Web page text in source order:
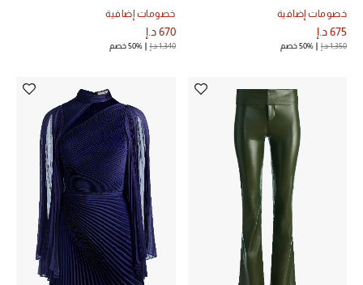
خصومات إضافية
675 د.إ
1,350 د.إ 50% خصم
خصومات إضافية
670 د.إ
1,340 د.إ 50% خصم